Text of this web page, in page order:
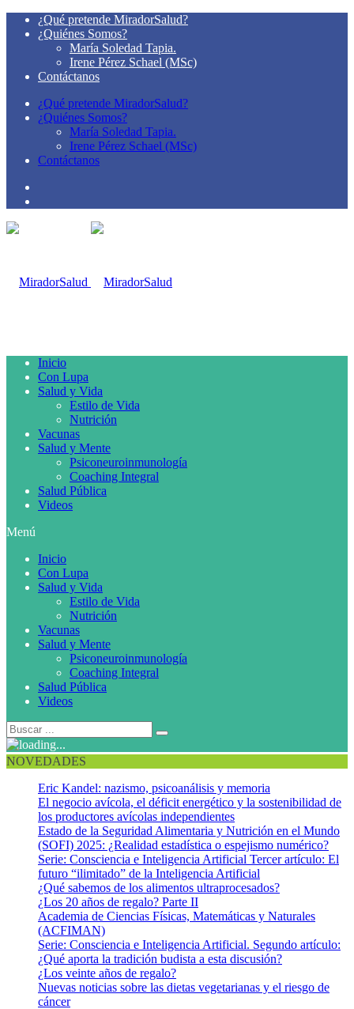
¿Qué pretende MiradorSalud?
¿Quiénes Somos?
María Soledad Tapia.
Irene Pérez Schael (MSc)
Contáctanos
¿Qué pretende MiradorSalud?
¿Quiénes Somos?
María Soledad Tapia.
Irene Pérez Schael (MSc)
Contáctanos
Inicio
Con Lupa
Salud y Vida
Estilo de Vida
Nutrición
Vacunas
Salud y Mente
Psiconeuroinmunología
Coaching Integral
Salud Pública
Videos
Menú
Inicio
Con Lupa
Salud y Vida
Estilo de Vida
Nutrición
Vacunas
Salud y Mente
Psiconeuroinmunología
Coaching Integral
Salud Pública
Videos
NOVEDADES
Eric Kandel: nazismo, psicoanálisis y memoria
El negocio avícola, el déficit energético y la sostenibilidad de
los productores avícolas independientes
Estado de la Seguridad Alimentaria y Nutrición en el Mundo
(SOFI) 2025: ¿Realidad estadística o espejismo numérico?
Serie: Consciencia e Inteligencia Artificial Tercer artículo: El
futuro “ilimitado” de la Inteligencia Artificial
¿Qué sabemos de los alimentos ultraprocesados?
¿Los 20 años de regalo? Parte II
Academia de Ciencias Físicas, Matemáticas y Naturales
(ACFIMAN)
Serie: Consciencia e Inteligencia Artificial. Segundo artículo:
¿Qué aporta la tradición budista a esta discusión?
¿Los veinte años de regalo?
Nuevas noticias sobre las dietas vegetarianas y el riesgo de
cáncer